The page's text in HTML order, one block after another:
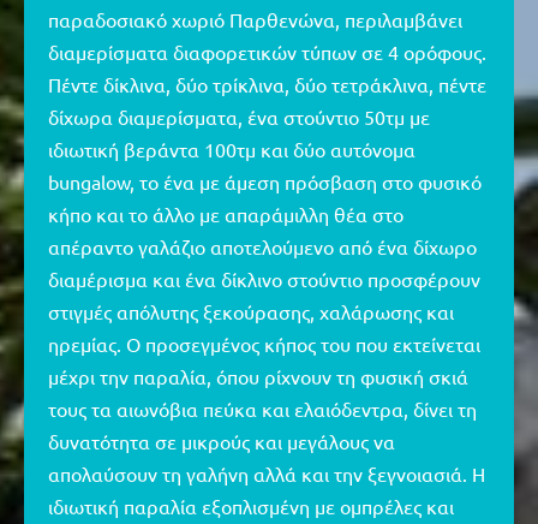
παραδοσιακό χωριό Παρθενώνα, περιλαμβάνει
διαμερίσματα διαφορετικών τύπων σε 4 ορόφους.
Πέντε δίκλινα, δύο τρίκλινα, δύο τετράκλινα, πέντε
δίχωρα διαμερίσματα, ένα στούντιο 50τμ με
ιδιωτική βεράντα 100τμ και δύο αυτόνομα
bungalow, το ένα με άμεση πρόσβαση στο φυσικό
κήπο και το άλλο με απαράμιλλη θέα στο
απέραντο γαλάζιο αποτελούμενο από ένα δίχωρο
διαμέρισμα και ένα δίκλινο στούντιο προσφέρουν
στιγμές απόλυτης ξεκούρασης, χαλάρωσης και
ηρεμίας. Ο προσεγμένος κήπος του που εκτείνεται
μέχρι την παραλία, όπου ρίχνουν τη φυσική σκιά
τους τα αιωνόβια πεύκα και ελαιόδεντρα, δίνει τη
δυνατότητα σε μικρούς και μεγάλους να
απολαύσουν τη γαλήνη αλλά και την ξεγνοιασιά. Η
ιδιωτική παραλία εξοπλισμένη με ομπρέλες και